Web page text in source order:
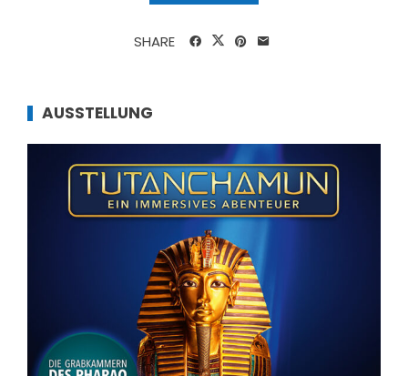
SHARE
AUSSTELLUNG